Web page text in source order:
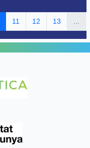
11 12 13